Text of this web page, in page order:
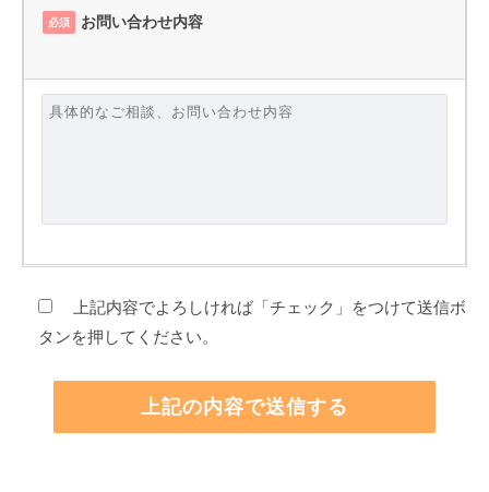
必須 お問い合わせ内容
上記内容でよろしければ「チェック」をつけて送信ボ
タンを押してください。